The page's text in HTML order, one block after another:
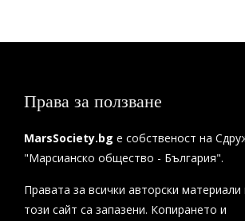
Права за ползване
MarsSociety.bg е собственост на
"Марсианско общество - България".
Правата за всички авторски
този сайт са запазени. Копирането и